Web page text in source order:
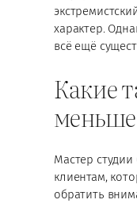
характер.
всё ещё
Какие
меньше
Мастер студии
клиентам,
обратить